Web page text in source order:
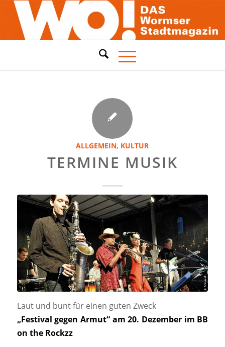
ALLGEMEIN, KULTUR
TERMINE MUSIK
Laut und bunt für einen guten Zweck
„Festival gegen Armut“ am 20. Dezember im BB
on the Rockzz